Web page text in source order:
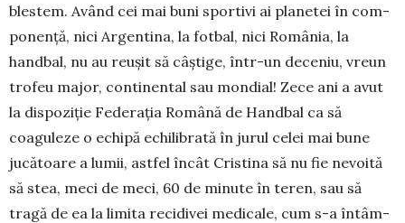
blestem. Având cei mai buni sportivi ai planetei în com­
ponență, nici Argentina, la fotbal, nici România, la
handbal, nu au reușit să câș­tige, într-un deceniu, vreun
trofeu ma­jor, continental sau mondial! Zece ani a avut
la dispoziție Federația Româ­nă de Handbal ca să
coaguleze o echipă echilibrată în jurul celei mai bune
jucătoare a lumii, astfel încât Cristina să nu fie nevoită
să stea, meci de meci, 60 de minute în teren, sau să
tragă de ea la limita recidivei medicale, cum s-a în­tâm­